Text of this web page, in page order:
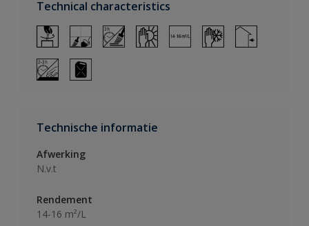
Technical characteristics
Technische informatie
Afwerking
N.v.t
Rendement
14-16 m²/L